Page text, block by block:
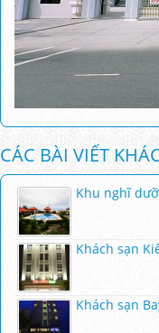
CÁC BÀI VIẾT
Khu nghĩ
Khách sạn
Khách sạn